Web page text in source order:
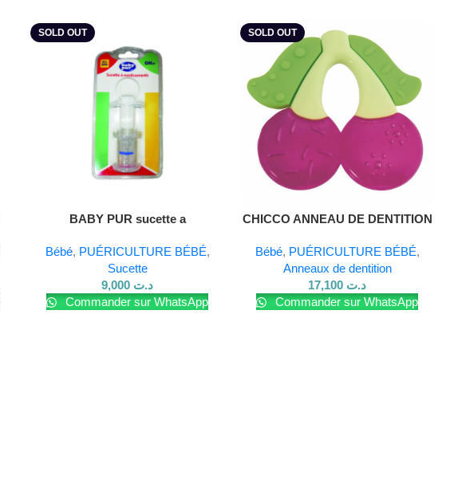
SOLD OUT
Lire La SuiteBABY PUR sucette a
Bébé, PUÉRICULTURE BÉBÉ,
Sucette
د.ت
Commander sur WhatsApp
SOLD OUT
Lire La Suite
CHICCO ANNEAU DE DENTITION
Bébé, PUÉRICULTURE BÉBÉ,
Anneaux de dentition
د.ت
Commander sur WhatsApp